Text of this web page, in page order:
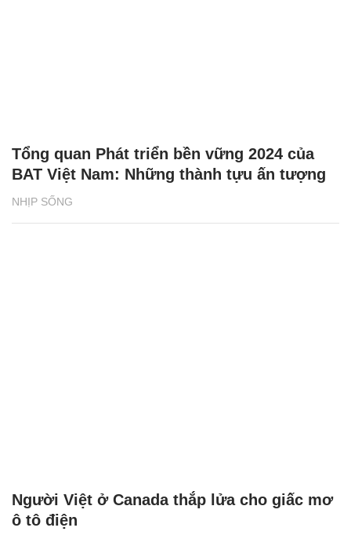
NHỊP SỐNG
Tổng quan Phát triển bền vững 2024 của
BAT Việt Nam: Những thành tựu ấn tượng
Người Việt ở Canada thắp lửa cho giấc mơ
ô tô điện